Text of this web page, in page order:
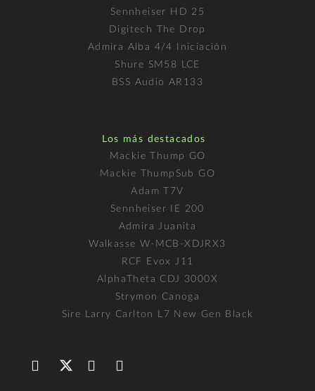
Sennheiser HD 25
Digitech The Drop
Admira Alba 4/4 Iniciación
Shure SM58 LCE
BSS Audio AR133
Los más destacados
Mackie Thump GO
Mackie ThumpSub GO
Adam T7V
Sennheiser IE 200
Admira Juanita
Walkasse W-MCB-XDJRX3
RCF Evox J11
AlphaTheta CDJ 3000X
Strymon Canoga
Sire Larry Carlton L7 New Gen Black